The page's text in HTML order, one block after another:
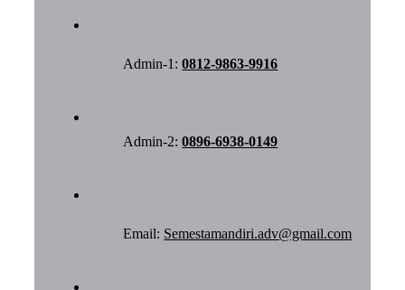
Admin-1:0812-9863-9916
Admin-2:0896-6938-0149
Email: Semestamandiri.adv@gmail.com